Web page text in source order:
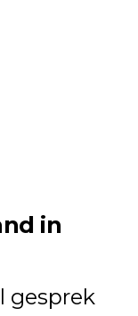
in
gesprek